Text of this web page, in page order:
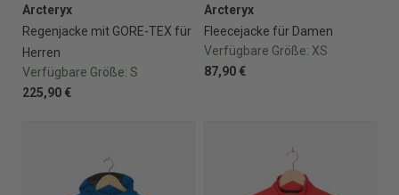
Arcteryx
Regenjacke mit GORE-TEX für
Herren
Verfügbare Größe: S
225,90 €
Arcteryx
Fleecejacke für Damen
Verfügbare Größe: XS
87,90 €